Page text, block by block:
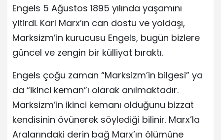
Engels 5 Ağustos 1895 yılında yaşamını
yitirdi. Karl Marx’ın can dostu ve yoldaşı,
Marksizm’in kurucusu Engels, bugün bizlere
güncel ve zengin bir külliyat bıraktı.
Engels çoğu zaman “Marksizm’in bilgesi” ya
da “ikinci keman”ı olarak anılmaktadır.
Marksizm’in ikinci kemanı olduğunu bizzat
kendisinin övünerek söylediği bilinir. Marx’la
Aralarındaki derin bağ Marx’ın ölümüne